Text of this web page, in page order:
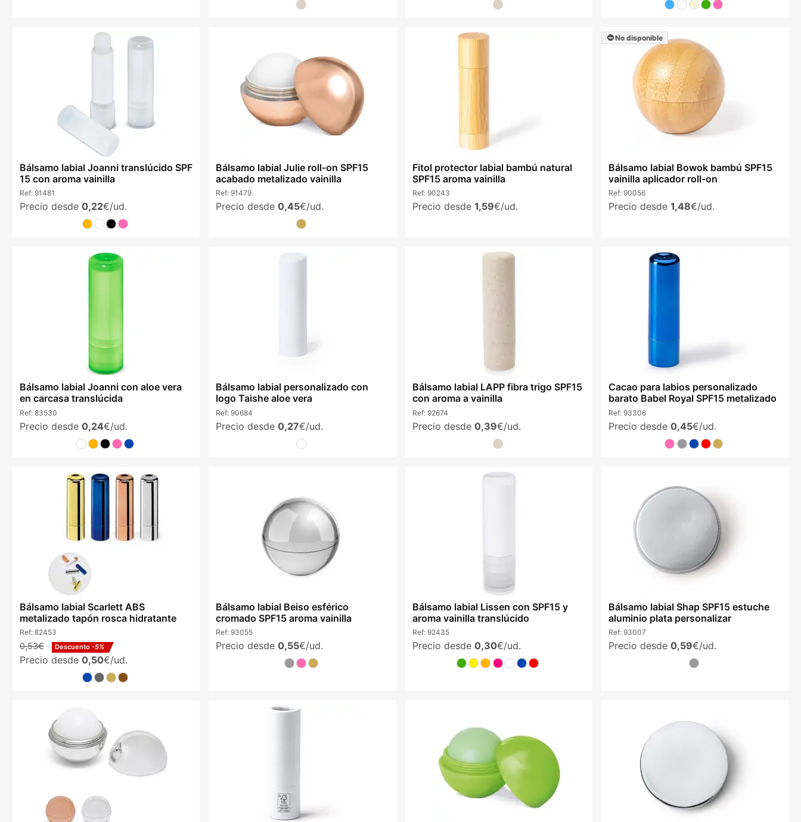
Bálsamo labial Joanni translúcido SPF
15 con aroma vainilla
Ref: 91481
Precio desde 0,22€/ud.
Bálsamo labial Julie roll-on SPF15
acabado metalizado vainilla
Ref:91479
Precio desde0,45€/ud.
Fitol protector labial bambú natural
SPF15 aroma vainilla
Ref: 90243
Precio desde 1,59€/ud.
No disponible
Bálsamo labial Bowok bambú SPF15
vainilla aplicador roll-on
Ref: 90056
Precio desde 1,48€/ud.
Bálsamo labial Joanni con aloe vera
en carcasa translúcida
Ref: 83530
Precio desde 0,24€/ud.
Bálsamo labial personalizado con
logo Taishe aloe vera
Ref:90684
Precio desde0,27€/ud.
Bálsamo labial LAPP fibra trigo SPF15
con aroma a vainilla
Ref: 92674
Precio desde 0,39€/ud.
Cacao para labios personalizado
barato Babel Royal SPF15 metalizado
Ref: 93306
Precio desde 0,45€/ud.
Bálsamo labial Scarlett ABS
metalizado tapón rosca hidratante
Ref: 82453
0,53€ Descuento -5%
Precio desde 0,50€/ud.
Bálsamo labial Beiso esférico
cromado SPF15 aroma vainilla
Ref:93055
Precio desde0,55€/ud.
Bálsamo labial Lissen con SPF15 y
aroma vainilla translúcido
Ref: 92435
Precio desde 0,30€/ud.
Bálsamo labial Shap SPF15 estuche
aluminio plata personalizar
Ref: 93007
Precio desde 0,59€/ud.